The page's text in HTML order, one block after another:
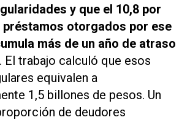
y que el 10,8 por
otorgados por ese
más de un año de atraso
. El trabajo calculó que esos
equivalen a
1,5 billones de pesos. Un
de deudores